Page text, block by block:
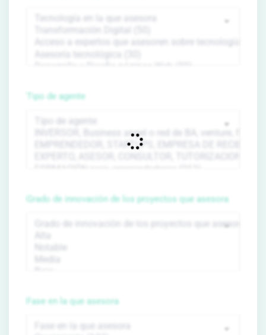
Tipo de agente
Grado de innovación de los proyectos que asesora
Fase en la que asesora